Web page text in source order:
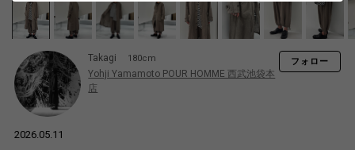
Takagi 180cm
Yohji Yamamoto POUR HOMME 西武池袋本
店
フォロー
2026.05.11